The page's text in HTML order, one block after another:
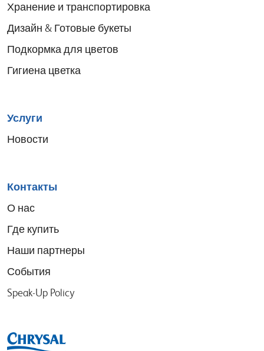
Хранение и транспортировка
Дизайн & Готовые букеты
Подкормка для цветов
Гигиена цветка
Услуги
Новости
Контакты
О нас
Где купить
Наши партнеры
События
Speak-Up Policy